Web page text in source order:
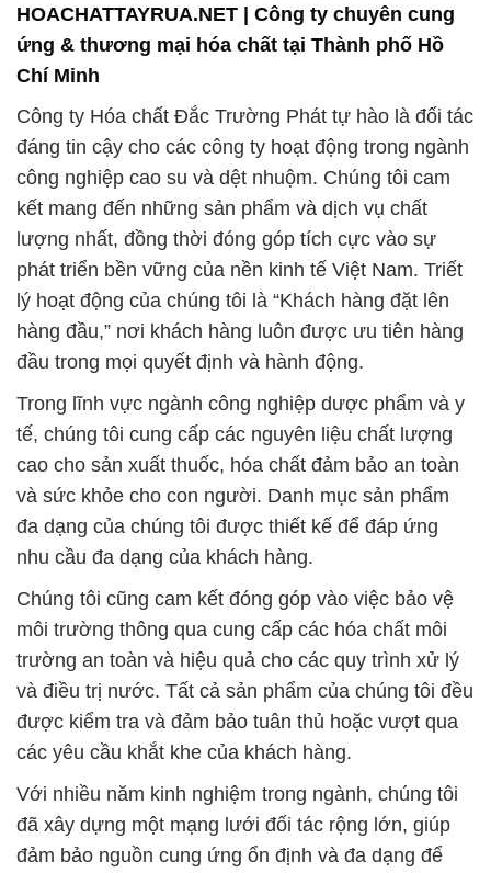
đáng tin cậy cho các công ty hoạt động trong ngành
công nghiệp cao su và dệt nhuộm. Chúng tôi cam
kết mang đến những sản phẩm và dịch vụ chất
lượng nhất, đồng thời đóng góp tích cực vào sự
phát triển bền vững của nền kinh tế Việt Nam. Triết
lý hoạt động của chúng tôi là “Khách hàng đặt lên
hàng đầu,” nơi khách hàng luôn được ưu tiên hàng
đầu trong mọi quyết định và hành động.
Trong lĩnh vực ngành công nghiệp dược phẩm và y
tế, chúng tôi cung cấp các nguyên liệu chất lượng
cao cho sản xuất thuốc, hóa chất đảm bảo an toàn
và sức khỏe cho con người. Danh mục sản phẩm
đa dạng của chúng tôi được thiết kế để đáp ứng
nhu cầu đa dạng của khách hàng.
Chúng tôi cũng cam kết đóng góp vào việc bảo vệ
môi trường thông qua cung cấp các hóa chất môi
trường an toàn và hiệu quả cho các quy trình xử lý
và điều trị nước. Tất cả sản phẩm của chúng tôi đều
được kiểm tra và đảm bảo tuân thủ hoặc vượt qua
các yêu cầu khắt khe của khách hàng.
Với nhiều năm kinh nghiệm trong ngành, chúng tôi
đã xây dựng một mạng lưới đối tác rộng lớn, giúp
đảm bảo nguồn cung ứng ổn định và đa dạng để
đáp ứng mọi nhu cầu của khách hàng. Hãy liên hệ
với chúng tôi để biết thêm chi tiết và cách chúng tôi
có thể hỗ trợ bạn trong công việc hàng ngày của
bạn.